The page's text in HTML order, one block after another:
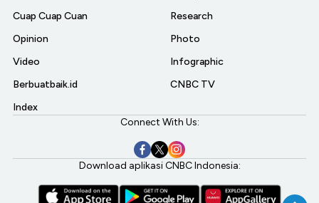
Cuap Cuap Cuan
Opinion
Video
Berbuatbaik.id
Index
Research
Photo
Infographic
CNBC TV
Connect With Us:
Download aplikasi CNBC Indonesia: